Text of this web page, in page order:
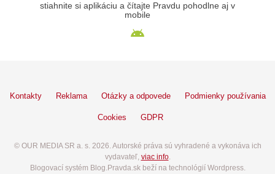
stiahnite si aplikáciu a čítajte Pravdu pohodlne aj v
mobile
Kontakty Reklama Otázky a odpovede Podmienky používania
Cookies GDPR
© OUR MEDIA SR a. s. 2026. Autorské práva sú vyhradené a vykonáva ich
vydavateľ, viac info.
Blogovací systém Blog.Pravda.sk beží na technológií Wordpress.